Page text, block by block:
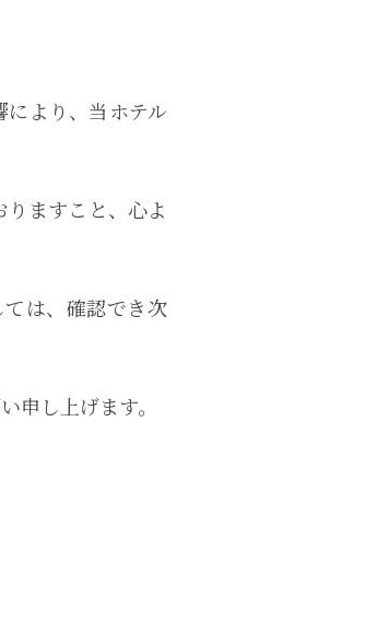
より、当ホテル
ますこと、心よ
は、確認でき次
申し上げます。